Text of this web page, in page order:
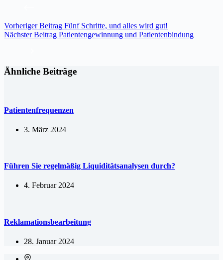
VorherigerBeitrag Fünf Schritte, und alles wird gut!
NächsterBeitrag Patientengewinnung und Patientenbindung
Ähnliche Beiträge
Patientenfrequenzen
3. März 2024
Führen Sie regelmäßig Liquiditätsanalysen durch?
4. Februar 2024
Reklamationsbearbeitung
28. Januar 2024